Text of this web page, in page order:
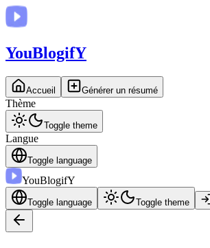
YouBlogifY
Accueil Générer un résumé
Thème
Toggle theme
Langue
Toggle language
YouBlogifY
Toggle language Toggle theme